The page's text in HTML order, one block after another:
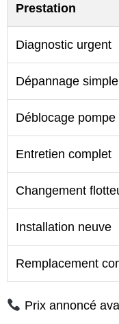
Prestation
Diagnostic urgent
Dépannage simple
Déblocage pompe
Entretien complet
Changement
Installation neuve
Remplacement
Prix annoncé